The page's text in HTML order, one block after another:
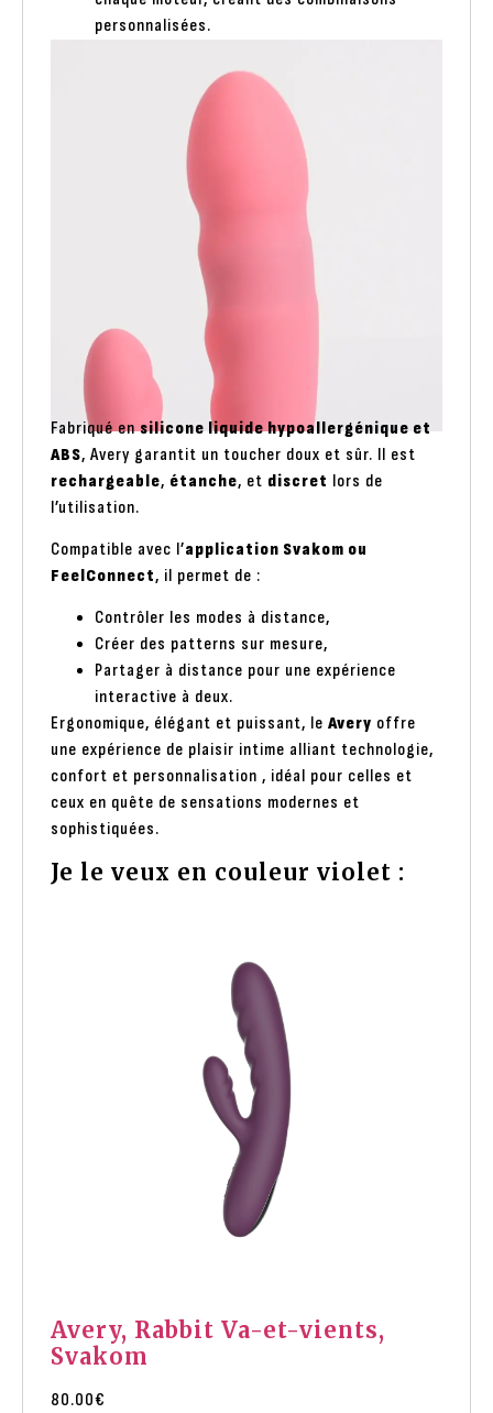
personnalisées.
Fabriqué ensilicone liquide hypoallergénique et
ABS, Avery garantit un toucher doux et sûr. Il est
rechargeable, étanche, et discret lors de
l’utilisation.
Compatible avec l’application Svakom ou
FeelConnect, il permet de :
Contrôler les modes à distance,
Créer des patterns sur mesure,
Partager à distance pour une expérience
interactive à deux.
Ergonomique, élégant et puissant, le Avery offre
une expérience de plaisir intime alliant technologie,
confort et personnalisation , idéal pour celles et
ceux en quête de sensations modernes et
sophistiquées.
Je le veux en couleur violet :
Avery, Rabbit Va-et-vients,
Svakom
80.00€